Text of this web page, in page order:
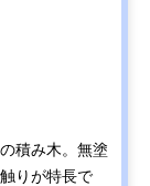
積み木。無塗
りが特長で